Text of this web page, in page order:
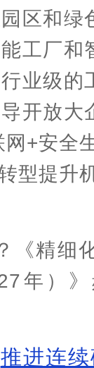
区和绿
工厂和
业级的
开放大
+安全
型提升
推进连